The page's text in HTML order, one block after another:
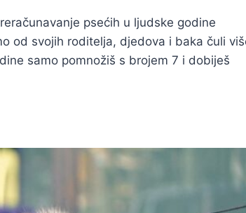
psećih u ljudske godine
od svojih roditelja, djedova i baka čuli
samo pomnožiš s brojem 7 i dobiješ